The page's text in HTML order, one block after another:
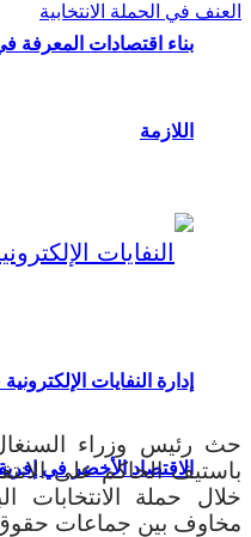
بناء اقتصادات المعرفة
اللازمة
إدارة النفايات
الاقتصاد الأخضر في
حث رئيس وزراء
باستيف الحاكم على
خلال حملة الانتخابات
مخاوف بين جماعات حقوق